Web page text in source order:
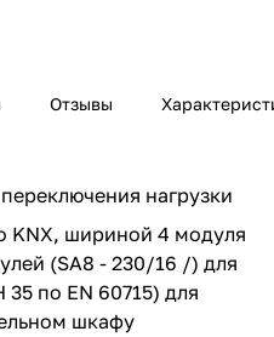
Отзывы
нагрузки
KNX, шириной 4 модуля
(SA8 - 230/16 /) для
по EN 60715) для
шкафу